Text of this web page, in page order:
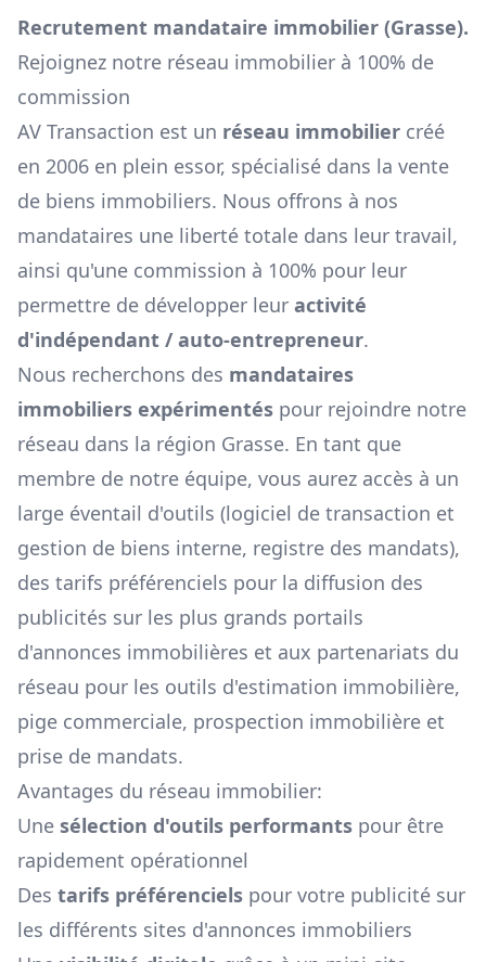
Recrutement mandataire immobilier (Grasse).
Rejoignez notre réseau immobilier à 100% de
commission
AV Transaction est un réseau immobilier créé
en 2006 en plein essor, spécialisé dans la vente
de biens immobiliers. Nous offrons à nos
mandataires une liberté totale dans leur travail,
ainsi qu'une commission à 100% pour leur
permettre de développer leur activité
d'indépendant / auto-entrepreneur.
Nous recherchons des mandataires
immobiliers expérimentés pour rejoindre notre
réseau dans la région Grasse. En tant que
membre de notre équipe, vous aurez accès à un
large éventail d'outils (logiciel de transaction et
gestion de biens interne, registre des mandats),
des tarifs préférenciels pour la diffusion des
publicités sur les plus grands portails
d'annonces immobilières et aux partenariats du
réseau pour les outils d'estimation immobilière,
pige commerciale, prospection immobilière et
prise de mandats.
Avantages du réseau immobilier:
Une sélection d'outils performants pour être
rapidement opérationnel
Des tarifs préférenciels pour votre publicité sur
les différents sites d'annonces immobiliers